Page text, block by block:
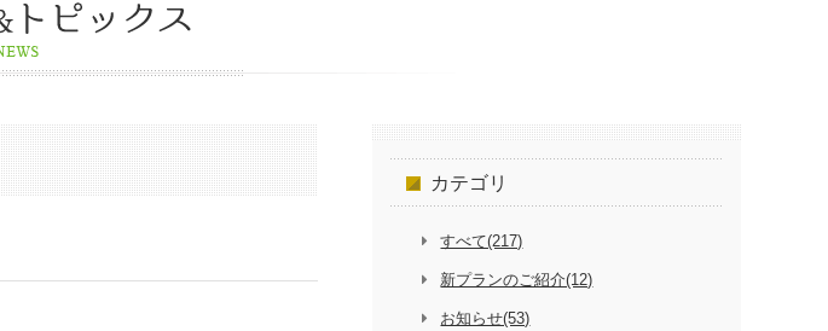
カテゴリ
すべて(217)
新プランのご紹介(12)
お知らせ(53)